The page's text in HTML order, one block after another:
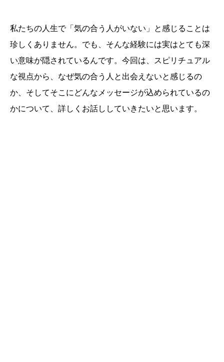
私たちの人生で「気の合う人がいない」と感じることは
珍しくありません。でも、そんな経験には実はとても深
い意味が隠されているんです。今回は、スピリチュアル
な視点から、なぜ気の合う人と出会えないと感じるの
か、そしてそこにどんなメッセージが込められているの
かについて、詳しくお話ししていきたいと思います。